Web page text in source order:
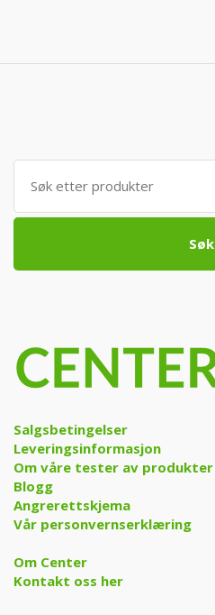
Søk
etter:
Søk
Salgsbetingelser
Leveringsinformasjon
Om våre tester av produkter
Blogg
Angrerettskjema
Vår personvernserklæring
Om Center
Kontakt oss her